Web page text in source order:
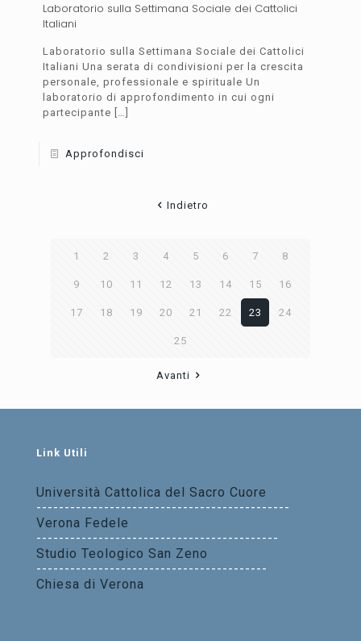
Laboratorio sulla Settimana Sociale dei Cattolici
Italiani
Laboratorio sulla Settimana Sociale dei Cattolici
Italiani Una serata di condivisioni per la crescita
personale, professionale e spirituale Un
laboratorio di approfondimento in cui ogni
partecipante […]
Approfondisci
Indietro
1 2 3 4 5 6 7 8
9 10 11 12 13 14 15 16
17 18 19 20 21 22 23 24
25
Avanti
Link Utili
Università Cattolica del Sacro Cuore
---------------------------------------------
Verona Fedele
-------------------------------------------
Studio Teologico San Zeno
-----------------------------------------
Chiesa di Verona